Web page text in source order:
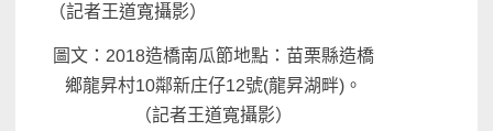
圖文：2018造橋南瓜節地點：苗栗縣造橋
鄉龍昇村10鄰新庄仔12號(龍昇湖畔)。
（記者王道寬攝影）